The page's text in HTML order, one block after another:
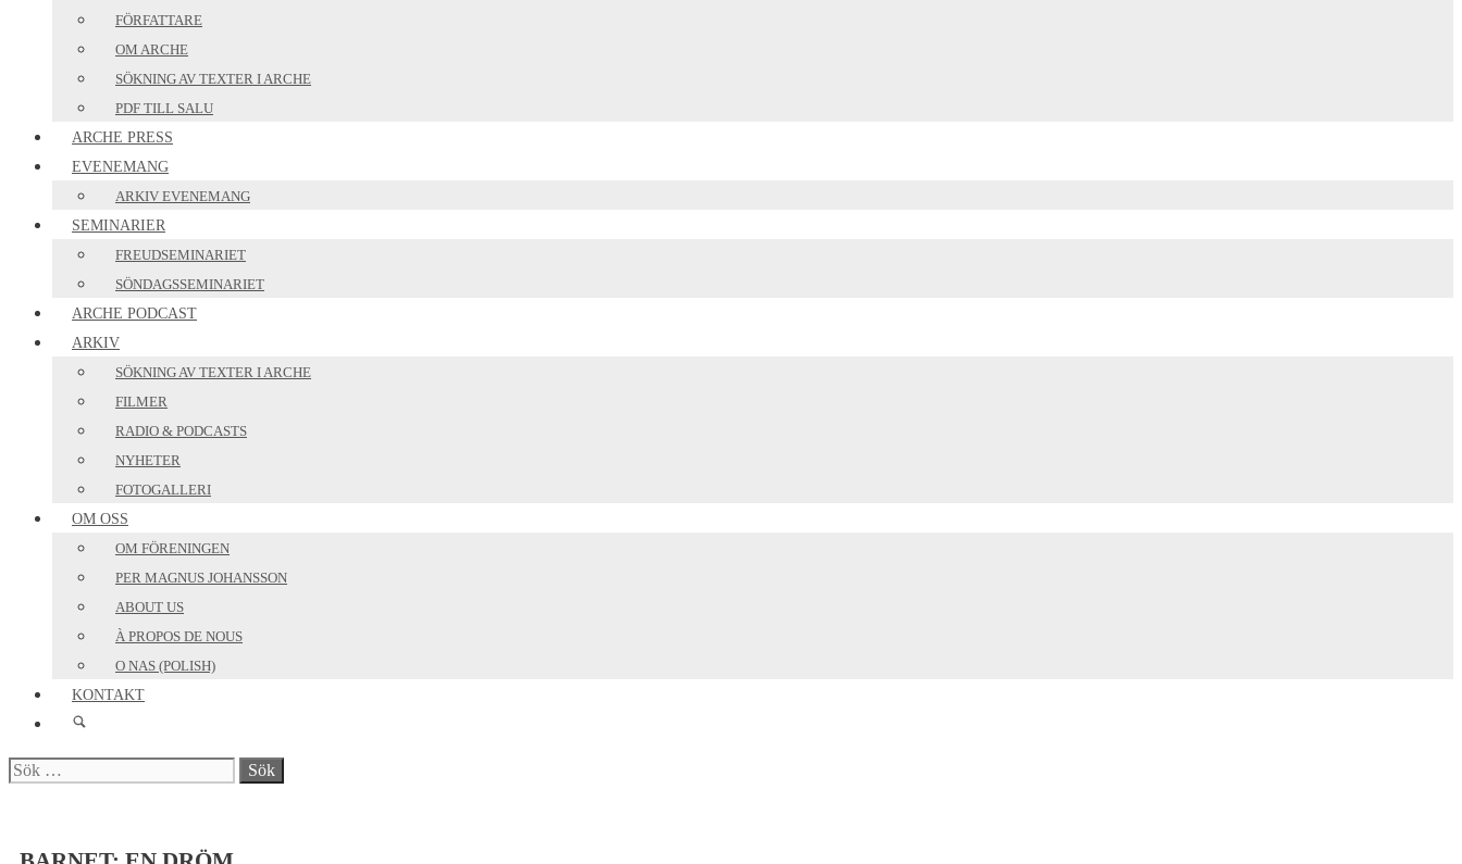
FÖRFATTARE
OM ARCHE
SÖKNING AV TEXTER I ARCHE
PDF TILL SALU
ARCHE PRESS
EVENEMANG
ARKIV EVENEMANG
SEMINARIER
FREUDSEMINARIET
SÖNDAGSSEMINARIET
ARCHE PODCAST
ARKIV
SÖKNING AV TEXTER I ARCHE
FILMER
RADIO & PODCASTS
NYHETER
FOTOGALLERI
OM OSS
OM FÖRENINGEN
PER MAGNUS JOHANSSON
ABOUT US
À PROPOS DE NOUS
O NAS (POLISH)
KONTAKT
Sök